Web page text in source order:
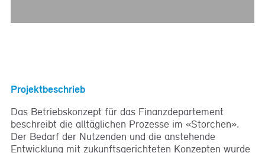
Projektbeschrieb
Das Betriebskonzept für das Finanzdepartement
beschreibt die alltäglichen Prozesse im «Storchen».
Der Bedarf der Nutzenden und die anstehende
Entwicklung mit zukunftsgerichteten Konzepten wurde